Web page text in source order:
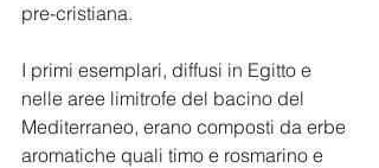
pre-cristiana.
I primi esemplari, diffusi in Egitto e
nelle aree limitrofe del bacino del
Mediterraneo, erano composti da erbe
aromatiche quali timo e rosmarino e